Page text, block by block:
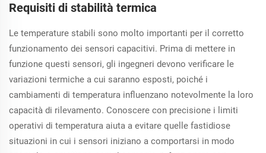
Requisiti di stabilità termica
Le temperature stabili sono molto importanti per il corretto
funzionamento dei sensori capacitivi. Prima di mettere in
funzione questi sensori, gli ingegneri devono verificare le
variazioni termiche a cui saranno esposti, poiché i
cambiamenti di temperatura influenzano notevolmente la loro
capacità di rilevamento. Conoscere con precisione i limiti
operativi di temperatura aiuta a evitare quelle fastidiose
situazioni in cui i sensori iniziano a comportarsi in modo